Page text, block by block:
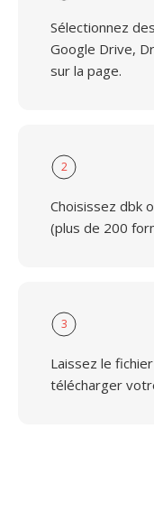
Sélectionnez
Google Drive,
sur la page.
2
Choisissez dbk
(plus de 200
3
Laissez le
télécharger